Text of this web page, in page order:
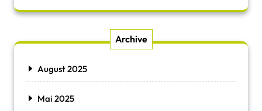
Archive
August 2025
Mai 2025